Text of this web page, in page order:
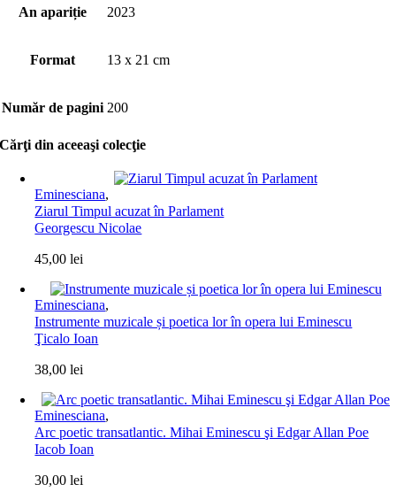
An apariție 2023
Format 13 x 21 cm
Număr de pagini 200
Cărţi din aceeaşi colecţie
Eminesciana,
Ziarul Timpul acuzat în Parlament
Georgescu Nicolae
45,00lei
Eminesciana,
Instrumente muzicale și poetica lor în opera lui Eminescu
Ţicalo Ioan
38,00lei
Eminesciana,
Arc poetic transatlantic. Mihai Eminescu şi Edgar Allan Poe
Iacob Ioan
30,00lei